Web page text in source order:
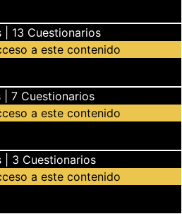
13 Cuestionarios
a este contenido
7 Cuestionarios
a este contenido
3 Cuestionarios
a este contenido